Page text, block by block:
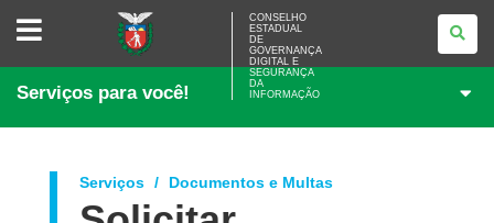
CONSELHO
ESTADUAL
GOVERNANÇA
E
DA
CONSELHO
ESTADUAL
DE
GOVERNANÇA
DIGITAL E
SEGURANÇA
DA
INFORMAÇÃO
Serviços para você!
Serviços Documentos e Multas